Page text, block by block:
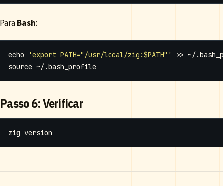
ParaBash:
echo
'export PATH="/usr/local/zig:$PATH"'
source
Passo 6: Verificar